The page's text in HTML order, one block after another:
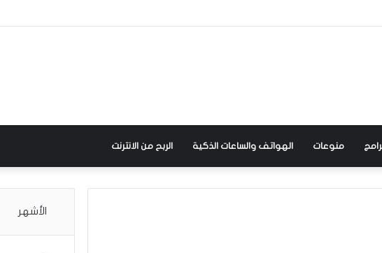
منوعات الهواتف والساعات الذكية الربح من الانترنت
الأشهر